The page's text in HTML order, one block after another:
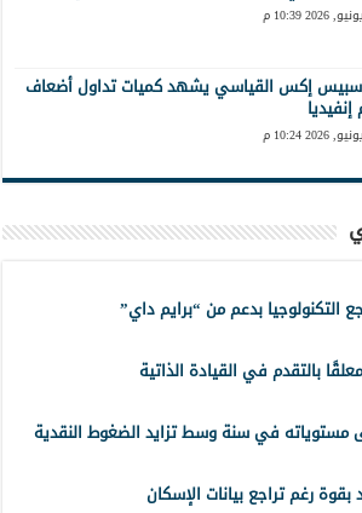
إكس القياسي يشهد كميات تداول أضعاف
التكنولوجيا بدعم من “برايم داي”
بالتقدم في القيادة الذاتية
مستوياته في سنة وسط تزايد الضغوط النقدية
بقوة رغم تراجع بيانات الإسكان